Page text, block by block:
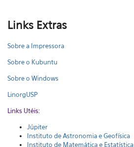
Links Extras
Sobre a Impressora
Sobre o Kubuntu
Sobre o Windows
LinorgUSP
Links Utéis:
Júpiter
Instituto de Astronomia e Geofísica
Instituto de Matemática e Estatística